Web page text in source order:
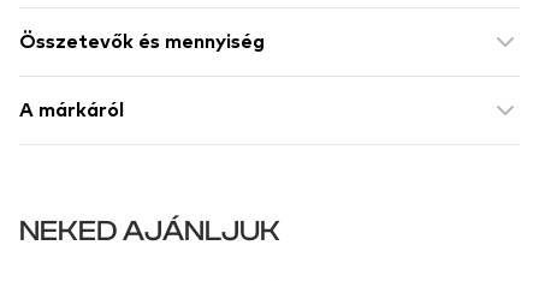
Összetevők és mennyiség
A márkáról
NEKED AJÁNLJUK